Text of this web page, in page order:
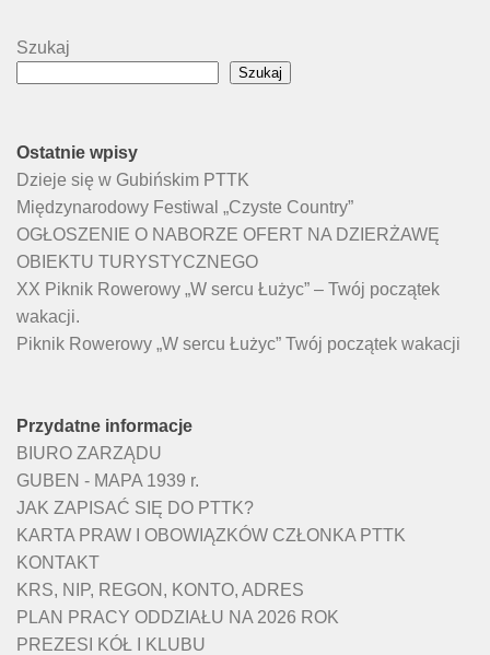
Szukaj
Szukaj
Ostatnie wpisy
Dzieje się w Gubińskim PTTK
Międzynarodowy Festiwal „Czyste Country”
OGŁOSZENIE O NABORZE OFERT NA DZIERŻAWĘ
OBIEKTU TURYSTYCZNEGO
XX Piknik Rowerowy „W sercu Łużyc” – Twój początek
wakacji.
Piknik Rowerowy „W sercu Łużyc” Twój początek wakacji
Przydatne informacje
BIURO ZARZĄDU
GUBEN - MAPA 1939 r.
JAK ZAPISAĆ SIĘ DO PTTK?
KARTA PRAW I OBOWIĄZKÓW CZŁONKA PTTK
KONTAKT
KRS, NIP, REGON, KONTO, ADRES
PLAN PRACY ODDZIAŁU NA 2026 ROK
PREZESI KÓŁ I KLUBU